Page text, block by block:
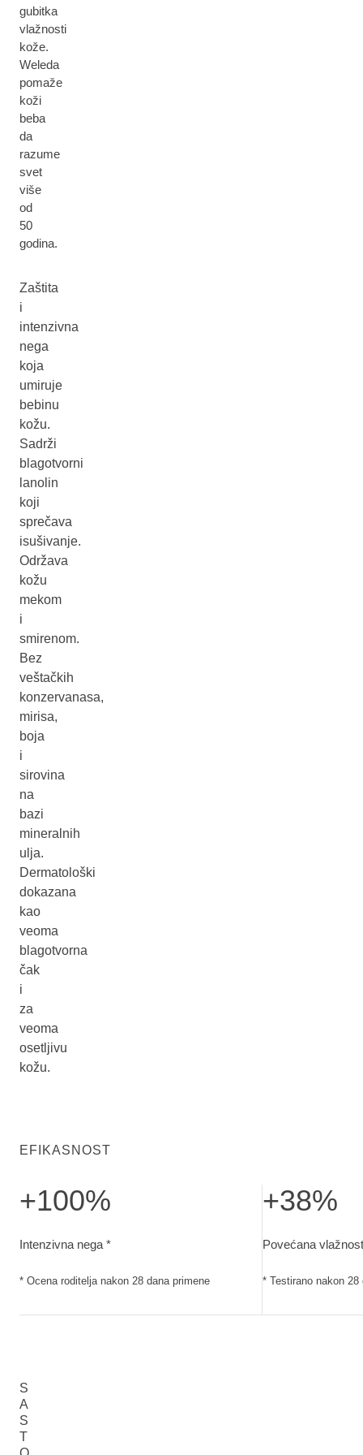
gubitka
vlažnosti
kože.
Weleda
pomaže
koži
beba
da
razume
svet
više
od
50
godina.
Zaštita
i
intenzivna
nega
koja
umiruje
bebinu
kožu.
Sadrži
blagotvorni
lanolin
koji
sprečava
isušivanje.
Održava
kožu
mekom
i
smirenom.
Bez
veštačkih
konzervanasa,
mirisa,
boja
i
sirovina
na
bazi
mineralnih
ulja.
Dermatološki
dokazana
kao
veoma
blagotvorna
čak
i
za
veoma
osetljivu
kožu.
EFIKASNOST
+100%
Intenzivna nega *
* Ocena roditelja nakon 28 dana primene
+38%
Povećana
* Testirano nakon 28
S
A
S
T